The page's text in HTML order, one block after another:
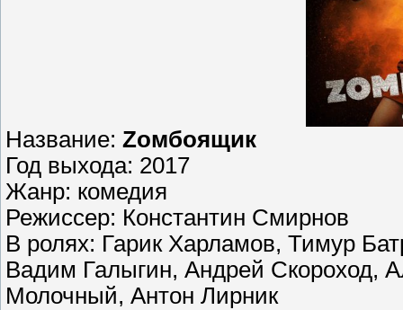
Название: Zомбоящик
Год выхода: 2017
Жанр: комедия
Режиссер: Константин Смирнов
В ролях: Гарик Харламов, Тимур
Вадим Галыгин, Андрей Скороход,
Молочный, Антон Лирник